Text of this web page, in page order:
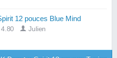
12 pouces Blue Mind
4.80 Julien